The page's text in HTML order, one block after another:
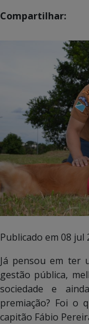
Compartilhar:
Publicado em 08 jul
Já pensou em ter
gestão pública,
sociedade e
premiação? Foi o
capitão Fábio